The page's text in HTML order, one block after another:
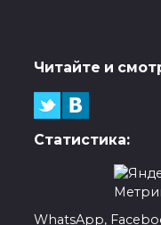
Читайте и
Статистика:
WhatsApp,